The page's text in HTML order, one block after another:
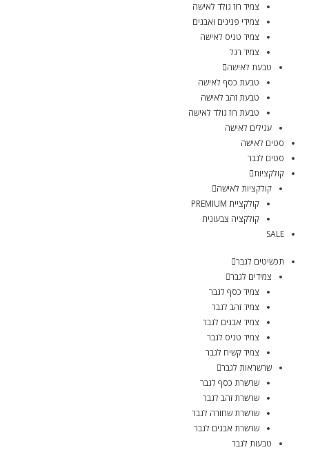
צמיד רוז גולד לאישה
צמידי פנינים ואבנים
צמיד טניס לאישה
צמיד רגל
טבעת לאישה
טבעת כסף לאישה
טבעת זהב לאישה
טבעת רוז גולד לאישה
עגילים לאישה
סטים לאישה
סטים לגבר
קולקציות
קולקציות לאישה
קולקציית PREMIUM
קולקציה צבעונית
SALE
תכשיטים לגבר
צמידים לגבר
צמיד כסף לגבר
צמיד זהב לגבר
צמיד אבנים לגבר
צמיד טניס לגבר
צמיד קשיח לגבר
שרשראות לגבר
שרשרת כסף לגבר
שרשרת זהב לגבר
שרשרת שחורה לגבר
שרשרת אבנים לגבר
טבעות לגבר